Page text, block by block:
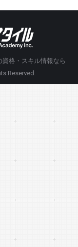
格・スキル情報なら
Reserved.